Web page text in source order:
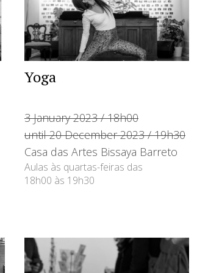
Yoga
3 January 2023 / 18h00
until 20 December 2023 / 19h30
Casa das Artes Bissaya Barreto
Aulas às quartas-feiras das
18h00 às 19h30